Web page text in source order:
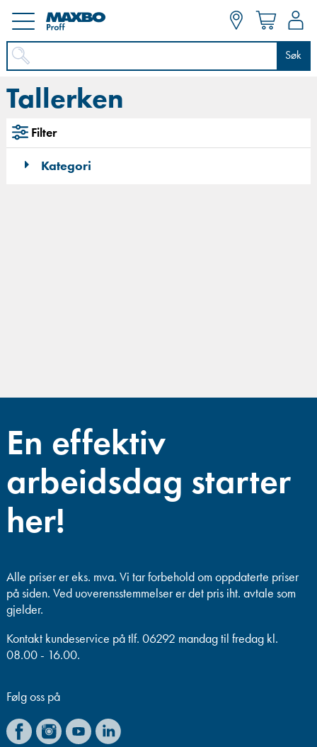
Søk
Tallerken
Filter
Kategori
En effektiv
arbeidsdag starter
her!
Alle priser er eks. mva. Vi tar forbehold om oppdaterte priser
på siden. Ved uoverensstemmelser er det pris iht. avtale som
gjelder.
Kontakt kundeservice på tlf. 06292 mandag til fredag kl.
08.00 - 16.00.
Følg oss på